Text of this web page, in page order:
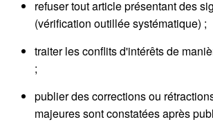
refuser tout article présentant des
(vérification outillée systématique) ;
traiter les conflits d'intérêts de
;
publier des corrections ou
majeures sont constatées après